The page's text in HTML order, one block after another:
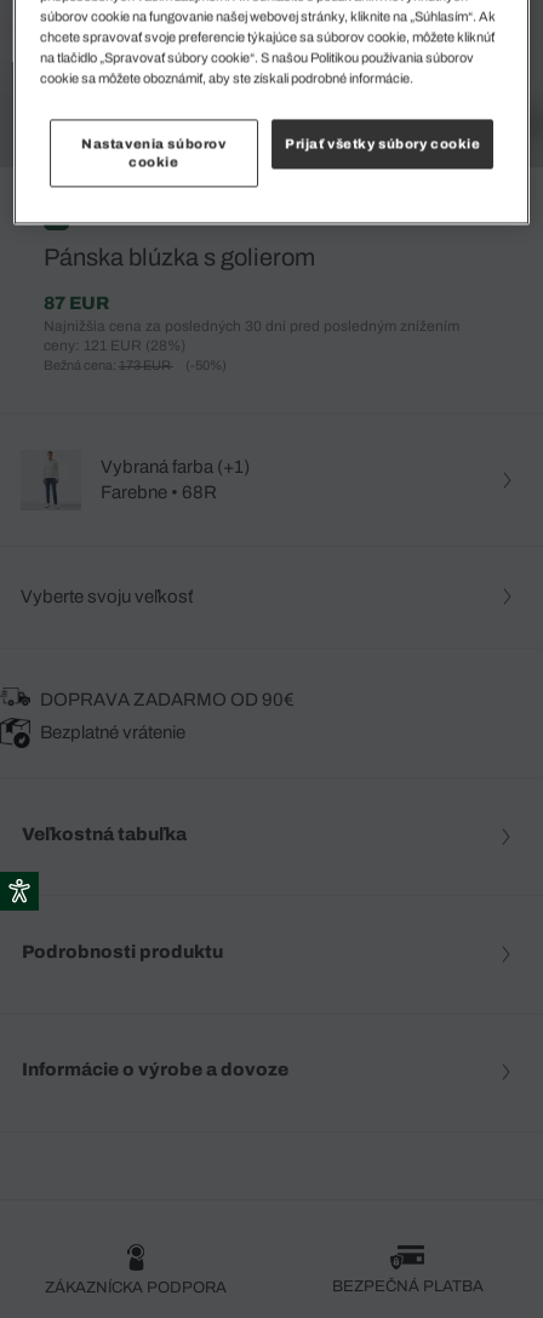
%
Pánska blúzka s golierom
87 EUR
Najnižšia cena za posledných 30 dní pred posledným znížením
ceny: 121 EUR (28%)
Bežná cena: 173 EUR (-50%)
Vybraná farba (+1)
Farebne • 68R
Vyberte svoju veľkosť
DOPRAVA ZADARMO OD 90€
Bezplatné vrátenie
Veľkostná tabuľka
Podrobnosti produktu
Informácie o výrobe a dovoze
ZÁKAZNÍCKA PODPORA BEZPEČNÁ PLATBA
súborov cookie na fungovanie našej webovej stránky, kliknite na „Súhlasím“. Ak
chcete spravovať svoje preferencie týkajúce sa súborov cookie, môžete kliknúť
na tlačidlo „Spravovať súbory cookie“. S našou Politikou používania súborov
cookie sa môžete oboznámiť, aby ste získali podrobné informácie.
Nastavenia súborov
cookie
Prijať všetky súbory cookie